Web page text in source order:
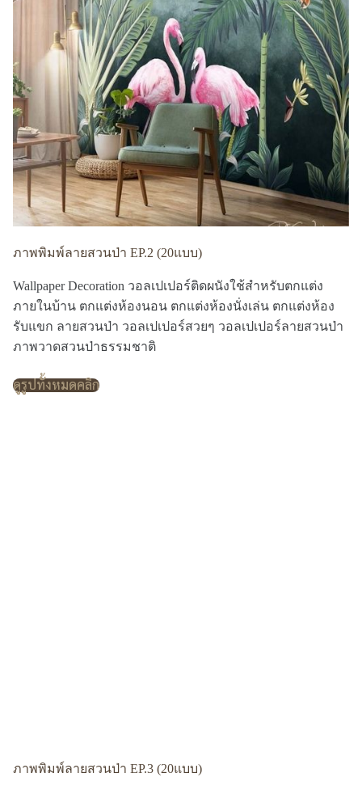
ภาพพิมพ์ลายสวนป่า EP.2 (20แบบ)
Wallpaper Decoration วอลเปเปอร์ติดผนังใช้สำหรับตกแต่ง
ภายในบ้าน ตกแต่งห้องนอน ตกแต่งห้องนั่งเล่น ตกแต่งห้อง
รับแขก ลายสวนป่า วอลเปเปอร์สวยๆ วอลเปเปอร์ลายสวนป่า
ภาพวาดสวนป่าธรรมชาติ
ดูรูปทั้งหมดคลิก
ภาพพิมพ์ลายสวนป่า EP.3 (20แบบ)